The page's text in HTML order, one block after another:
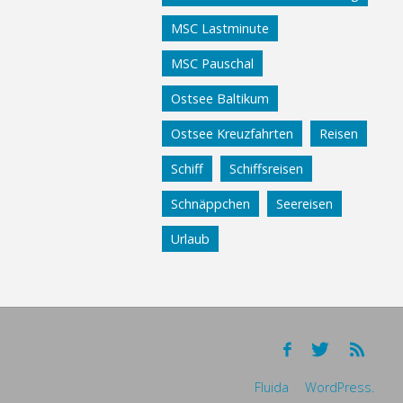
MSC Lastminute
MSC Pauschal
Ostsee Baltikum
Ostsee Kreuzfahrten Reisen
Schiff Schiffsreisen
Schnäppchen Seereisen
Urlaub
Fluida WordPress.